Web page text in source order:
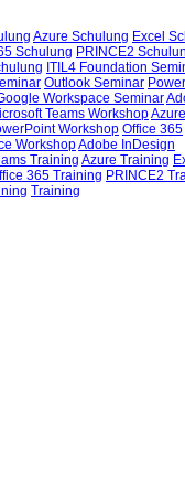
Azure Schulung Excel
Schulung PRINCE2
ITIL4 Foundation
Outlook Seminar
Workspace Seminar
Teams WorkshopAzure
Workshop Office 365
WorkshopAdobe InDesign
Training Azure Training
365 Training PRINCE2
Training